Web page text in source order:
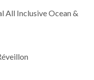
All Inclusive Ocean &